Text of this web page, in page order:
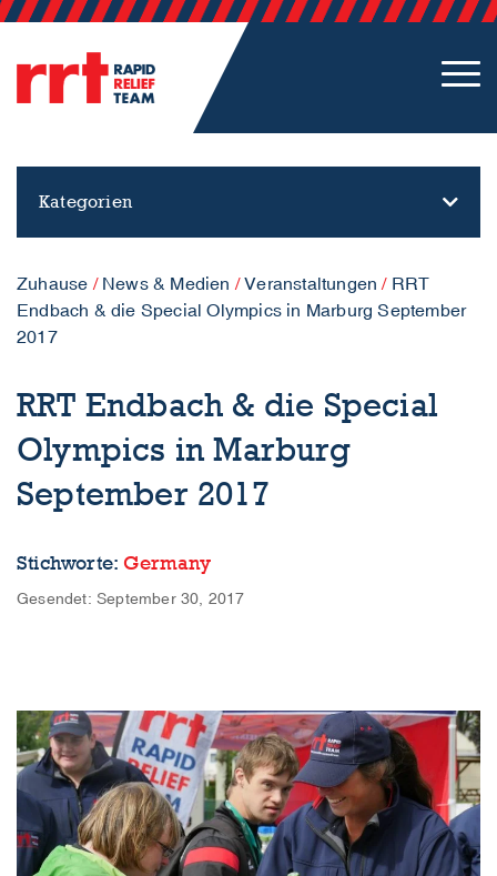
Kategorien
Zuhause / News & Medien /Veranstaltungen / RRT
Endbach & die Special Olympics in Marburg September
2017
RRT Endbach & die Special
Olympics in Marburg
September 2017
Stichworte: Germany
Gesendet: September 30, 2017